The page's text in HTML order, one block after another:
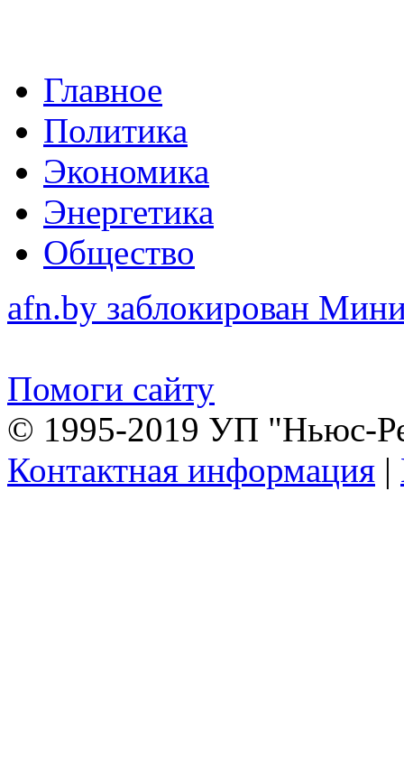
Главное
Политика
Экономика
Энергетика
Общество
afn.by заблокирован
Помоги сайту
© 1995-2019 УП "Ньюс-
Контактная информация |